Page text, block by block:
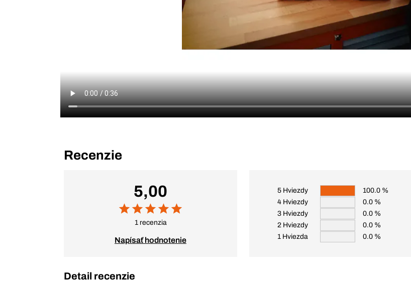
Recenzie
5,00
1 recenzia
Napísať hodnotenie
5 Hviezdy
100.0 %
4 Hviezdy
0.0 %
3 Hviezdy
0.0 %
2 Hviezdy
0.0 %
1 Hviezda
0.0 %
Detail recenzie